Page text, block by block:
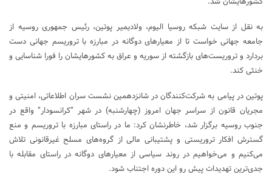
به نقل از سایت شبکه روسیا الیوم، ولادیمیر پوتین، رئیس جمهوری روسیه از
جامعه جهانی خواست تا از معیارهای دوگانه در مبارزه با تروریسم جهانی دست
بردارد و تروریست‌های بازگشته از سوریه و عراق به کشورهایشان را فورا شناسایی و
خنثی کند.
پوتین در پیامی به شرکت‌کنندگان در شانزدهمین نشست سران اطلاعاتی، امنیتی و
مجریان قانون از سراسر جهان امروز (چهارشنبه) در شهر “کرانسودار” واقع در
جنوب روسیه برگزار شد، خاطرنشان کرد: ما در راستای مبارزه با تروریسم و منع
گسترش افکار تروریستی و پشتیبانی مالی از گروه‌های مسلح غیرقانونی تلاش
می‌کنیم و می‌خواهیم در روند سیاسی از معیارهای دوگانه در راستای مقابله با
جدی‌ترین تهدیدات پیش رو این دوره اجتناب شود.